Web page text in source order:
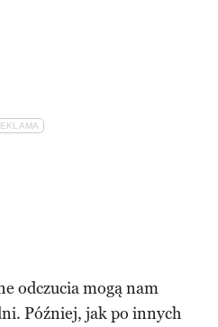
odczucia mogą nam
Później, jak po innych